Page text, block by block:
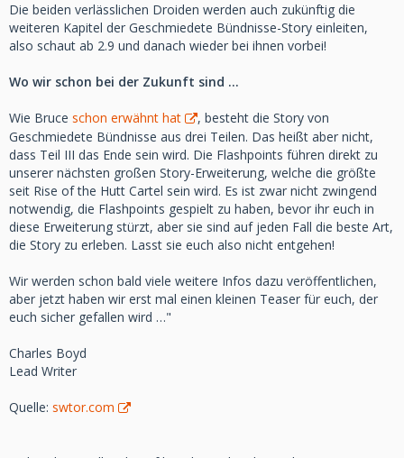
Die beiden verlässlichen Droiden werden auch zukünftig die
weiteren Kapitel der Geschmiedete Bündnisse-Story einleiten,
also schaut ab 2.9 und danach wieder bei ihnen vorbei!
Wo wir schon bei der Zukunft sind …
Wie Bruce schon erwähnt hat
, besteht die Story von
Geschmiedete Bündnisse aus drei Teilen. Das heißt aber nicht,
dass Teil III das Ende sein wird. Die Flashpoints führen direkt zu
unserer nächsten großen Story-Erweiterung, welche die größte
seit Rise of the Hutt Cartel sein wird. Es ist zwar nicht zwingend
notwendig, die Flashpoints gespielt zu haben, bevor ihr euch in
diese Erweiterung stürzt, aber sie sind auf jeden Fall die beste Art,
die Story zu erleben. Lasst sie euch also nicht entgehen!
Wir werden schon bald viele weitere Infos dazu veröffentlichen,
aber jetzt haben wir erst mal einen kleinen Teaser für euch, der
euch sicher gefallen wird …"
Charles Boyd
Lead Writer
Quelle: swtor.com